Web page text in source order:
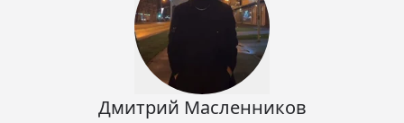
Дмитрий Масленников